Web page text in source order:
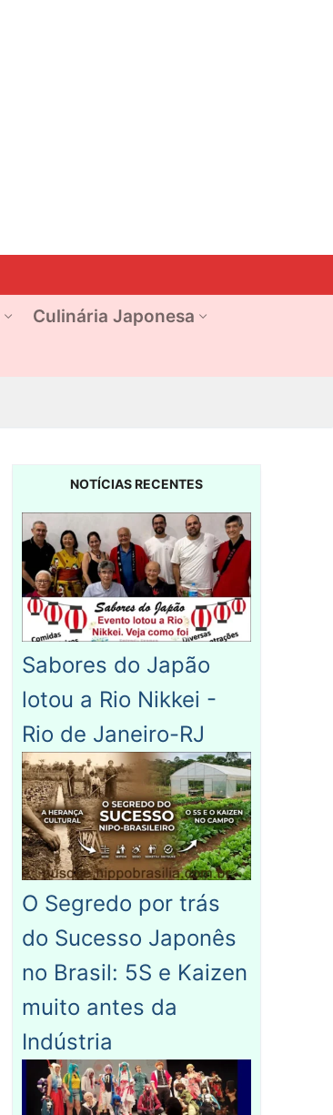
Culinária Japonesa
NOTÍCIAS RECENTES
Sabores do Japão
lotou a Rio Nikkei -
Rio de Janeiro-RJ
O Segredo por trás
do Sucesso Japonês
no Brasil: 5S e Kaizen
muito antes da
Indústria